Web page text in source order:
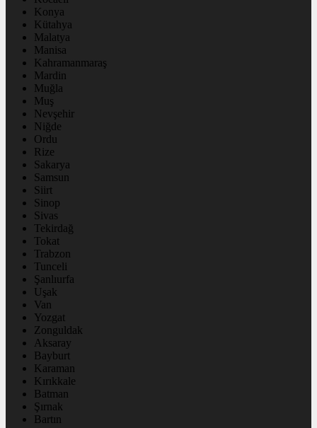
Konya
Kütahya
Malatya
Manisa
Kahramanmaraş
Mardin
Muğla
Muş
Nevşehir
Niğde
Ordu
Rize
Sakarya
Samsun
Siirt
Sinop
Sivas
Tekirdağ
Tokat
Trabzon
Tunceli
Şanlıurfa
Uşak
Van
Yozgat
Zonguldak
Aksaray
Bayburt
Karaman
Kırıkkale
Batman
Şırnak
Bartın